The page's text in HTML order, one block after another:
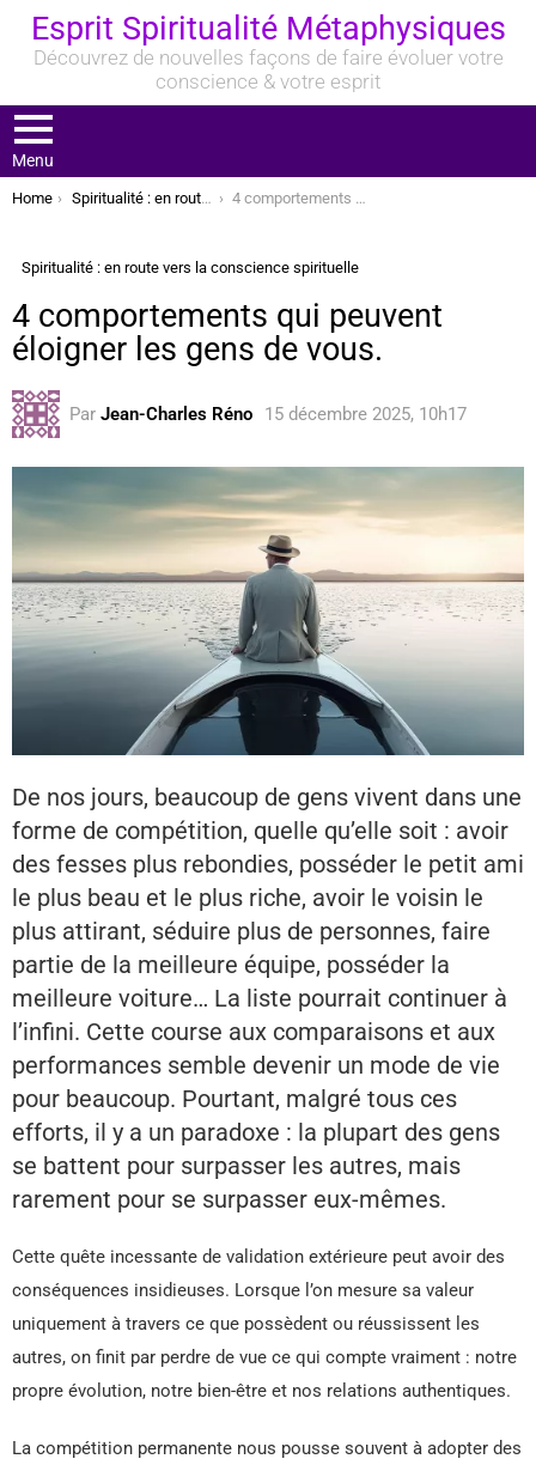
Esprit Spiritualité Métaphysiques
Découvrez de nouvelles façons de faire évoluer votre
conscience & votre esprit
Menu
You are here:
Home Spiritualité : en route vers la conscience spirituelle 4 comportements qui peuvent éloigner les gens de vous.
Spiritualité : en route vers la conscience spirituelle
4 comportements qui peuvent
éloigner les gens de vous.
Par Jean-Charles Réno 15 décembre 2025, 10h17
De nos jours, beaucoup de gens vivent dans une
forme de compétition, quelle qu’elle soit : avoir
des fesses plus rebondies, posséder le petit ami
le plus beau et le plus riche, avoir le voisin le
plus attirant, séduire plus de personnes, faire
partie de la meilleure équipe, posséder la
meilleure voiture… La liste pourrait continuer à
l’infini. Cette course aux comparaisons et aux
performances semble devenir un mode de vie
pour beaucoup. Pourtant, malgré tous ces
efforts, il y a un paradoxe : la plupart des gens
se battent pour surpasser les autres, mais
rarement pour se surpasser eux-mêmes.
Cette quête incessante de validation extérieure peut avoir des
conséquences insidieuses. Lorsque l’on mesure sa valeur
uniquement à travers ce que possèdent ou réussissent les
autres, on finit par perdre de vue ce qui compte vraiment : notre
propre évolution, notre bien-être et nos relations authentiques.
La compétition permanente nous pousse souvent à adopter des